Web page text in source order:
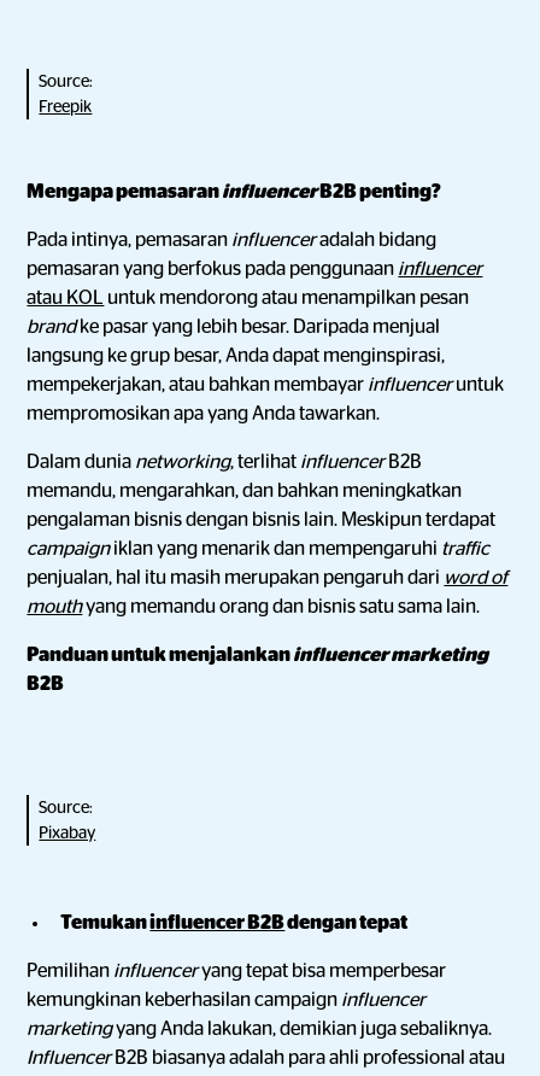
Source:
Freepik
Mengapa pemasaraninfluencerB2B penting?
Pada intinya, pemasaran influenceradalah bidang
pemasaran yang berfokus pada penggunaan influencer
atau KOL untuk mendorong atau menampilkan pesan
brandke pasar yang lebih besar. Daripada menjual
langsung ke grup besar, Anda dapat menginspirasi,
mempekerjakan, atau bahkan membayar influenceruntuk
mempromosikan apa yang Anda tawarkan.
Dalam dunia networking, terlihat influencerB2B
memandu, mengarahkan, dan bahkan meningkatkan
pengalaman bisnis dengan bisnis lain. Meskipun terdapat
campaigniklan yang menarik dan mempengaruhi traffic
penjualan, hal itu masih merupakan pengaruh dari word of
mouthyang memandu orang dan bisnis satu sama lain.
Panduan untuk menjalankaninfluencer marketing
B2B
Source:
Pixabay
Temukaninfluencer B2Bdengan tepat
Pemilihan influenceryang tepat bisa memperbesar
kemungkinan keberhasilan campaign influencer
marketingyang Anda lakukan, demikian juga sebaliknya.
InfluencerB2B biasanya adalah para ahli professional atau